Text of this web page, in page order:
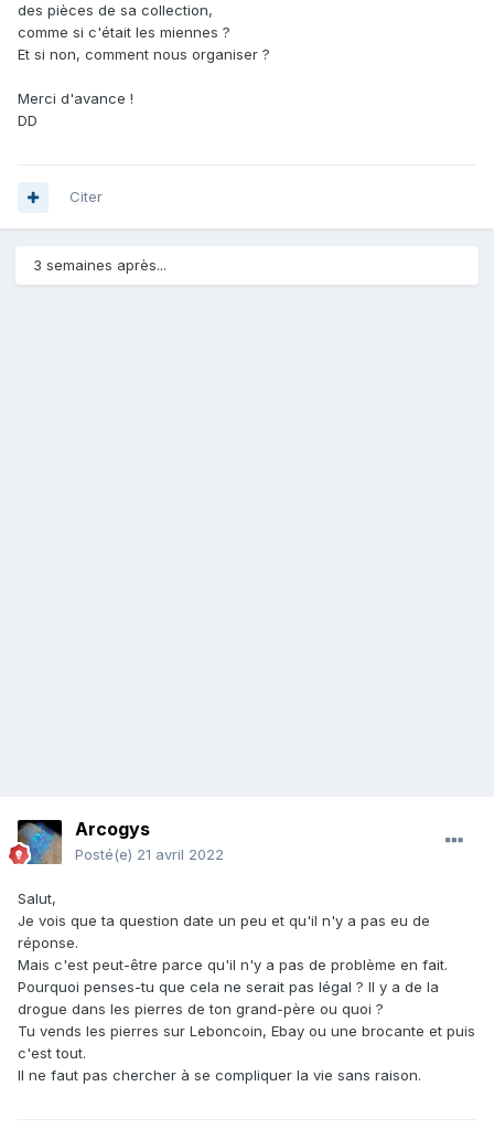
des pièces de sa collection,
comme si c'était les miennes ?
Et si non, comment nous organiser ?
Merci d'avance !
DD
Citer
3 semaines après...
Arcogys
Posté(e) 21 avril 2022
Salut,
Je vois que ta question date un peu et qu'il n'y a pas eu de
réponse.
Mais c'est peut-être parce qu'il n'y a pas de problème en fait.
Pourquoi penses-tu que cela ne serait pas légal ? Il y a de la
drogue dans les pierres de ton grand-père ou quoi ?
Tu vends les pierres sur Leboncoin, Ebay ou une brocante et puis
c'est tout.
Il ne faut pas chercher à se compliquer la vie sans raison.